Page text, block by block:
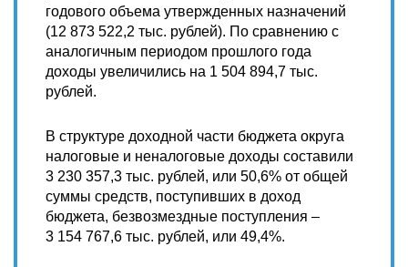
годового объема утвержденных назначений
(12 873 522,2 тыс. рублей). По сравнению с
аналогичным периодом прошлого года
доходы увеличились на 1 504 894,7 тыс.
рублей.
В структуре доходной части бюджета округа
налоговые и неналоговые доходы составили
3 230 357,3 тыс. рублей, или 50,6% от общей
суммы средств, поступивших в доход
бюджета, безвозмездные поступления –
3 154 767,6 тыс. рублей, или 49,4%.